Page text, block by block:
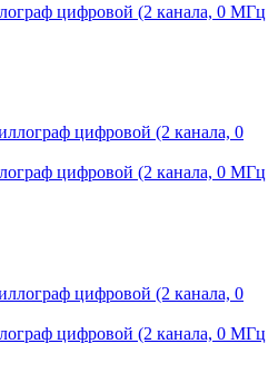
цифровой (2 канала, 0 МГц
цифровой (2 канала, 0 МГц
цифровой (2 канала, 0 МГц